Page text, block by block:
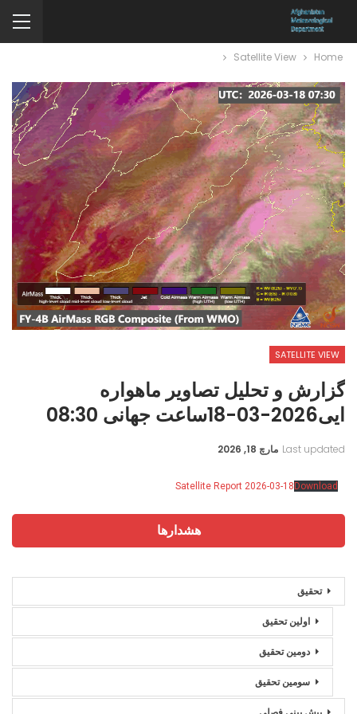
Home
Satellite View
SATELLITE VIEW
گزارش و تحلیل تصاویر ماهواره
ایی2026-03-18ساعت جهانی 08:30
Last updated مارچ 18, 2026
Satellite Report 2026-03-18Download
هشدارها
تحقیق
اولین تحقیق
دومین تحقیق
سومین تحقیق